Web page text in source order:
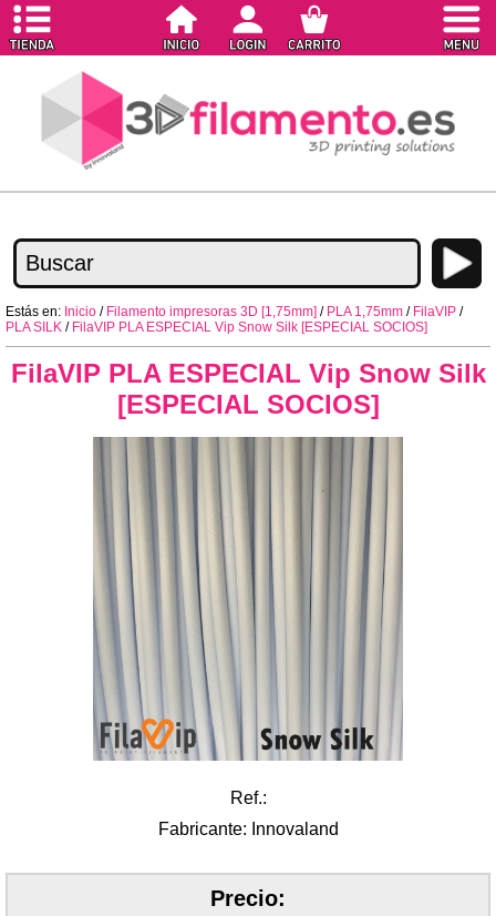
Estás en: Inicio / Filamento impresoras 3D [1,75mm] / PLA 1,75mm / FilaVIP /
PLA SILK / FilaVIP PLA ESPECIAL Vip Snow Silk [ESPECIAL SOCIOS]
FilaVIP PLA ESPECIAL Vip Snow Silk
[ESPECIAL SOCIOS]
Ref.:
Fabricante: Innovaland
Precio: